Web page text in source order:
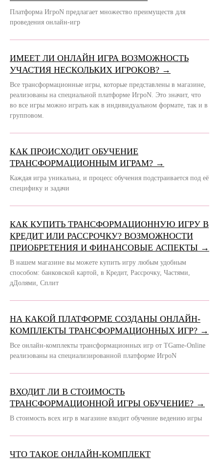
Платформа ИгроN предлагает множество преимуществ для
проведения онлайн-игр
ИМЕЕТ ЛИ ОНЛАЙН ИГРА ВОЗМОЖНОСТЬ
УЧАСТИЯ НЕСКОЛЬКИХ ИГРОКОВ? →
Все трансформационные игры, которые представлены в магазине,
реализованы на специальной платформе ИгроN. Это значит, что
во все игры можно играть как в индивидуальном формате, так и в
групповом.
КАК ПРОИСХОДИТ ОБУЧЕНИЕ
ТРАНСФОРМАЦИОННЫМ ИГРАМ? →
Каждая игра уникальна, и процесс обучения подстраивается под её
специфику и задачи
КАК КУПИТЬ ТРАНСФОРМАЦИОННУЮ ИГРУ В
КРЕДИТ ИЛИ РАССРОЧКУ? ВОЗМОЖНОСТИ
ПРИОБРЕТЕНИЯ И ФИНАНСОВЫЕ АСПЕКТЫ →
В нашем магазине вы можете купить игру любым удобным
способом: банковской картой, в Кредит, Рассрочку, Частями,
дДолями, Сплит
НА КАКОЙ ПЛАТФОРМЕ СОЗДАНЫ ОНЛАЙН-
КОМПЛЕКТЫ ТРАНСФОРМАЦИОННЫХ ИГР? →
Все онлайн-комплекты трансформационных игр от TGame-Online
реализованы на специализированной платформе ИгроN
ВХОДИТ ЛИ В СТОИМОСТЬ
ТРАНСФОРМАЦИОННОЙ ИГРЫ ОБУЧЕНИЕ? →
В стоимость всех игр в магазине входит обучение ведению игры
ЧТО ТАКОЕ ОНЛАЙН-КОМПЛЕКТ